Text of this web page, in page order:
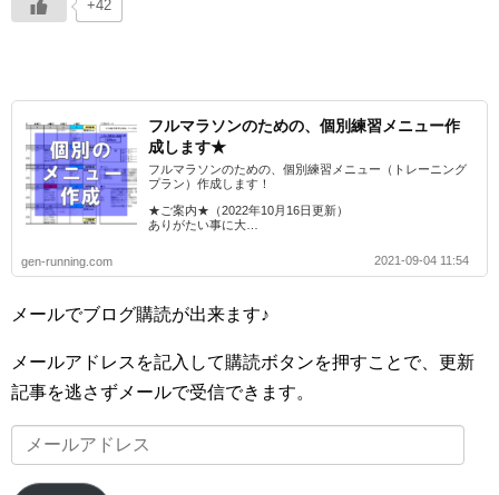
+42
フルマラソンのための、個別練習メニュー作
成します★
フルマラソンのための、個別練習メニュー（トレーニング
プラン）作成します！
★ご案内★（2022年10月16日更新）
ありがたい事に大…
gen-running.com 2021-09-04 11:54
メールでブログ購読が出来ます♪
メールアドレスを記入して購読ボタンを押すことで、更新
記事を逃さずメールで受信できます。
ー